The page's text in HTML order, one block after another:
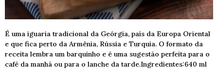
É uma iguaria tradicional da Geórgia, país da Europa Oriental
e que fica perto da Armênia, Rússia e Turquia. O formato da
receita lembra um barquinho e é uma sugestão perfeita para o
café da manhã ou para o lanche da tarde.Ingredientes:640 ml